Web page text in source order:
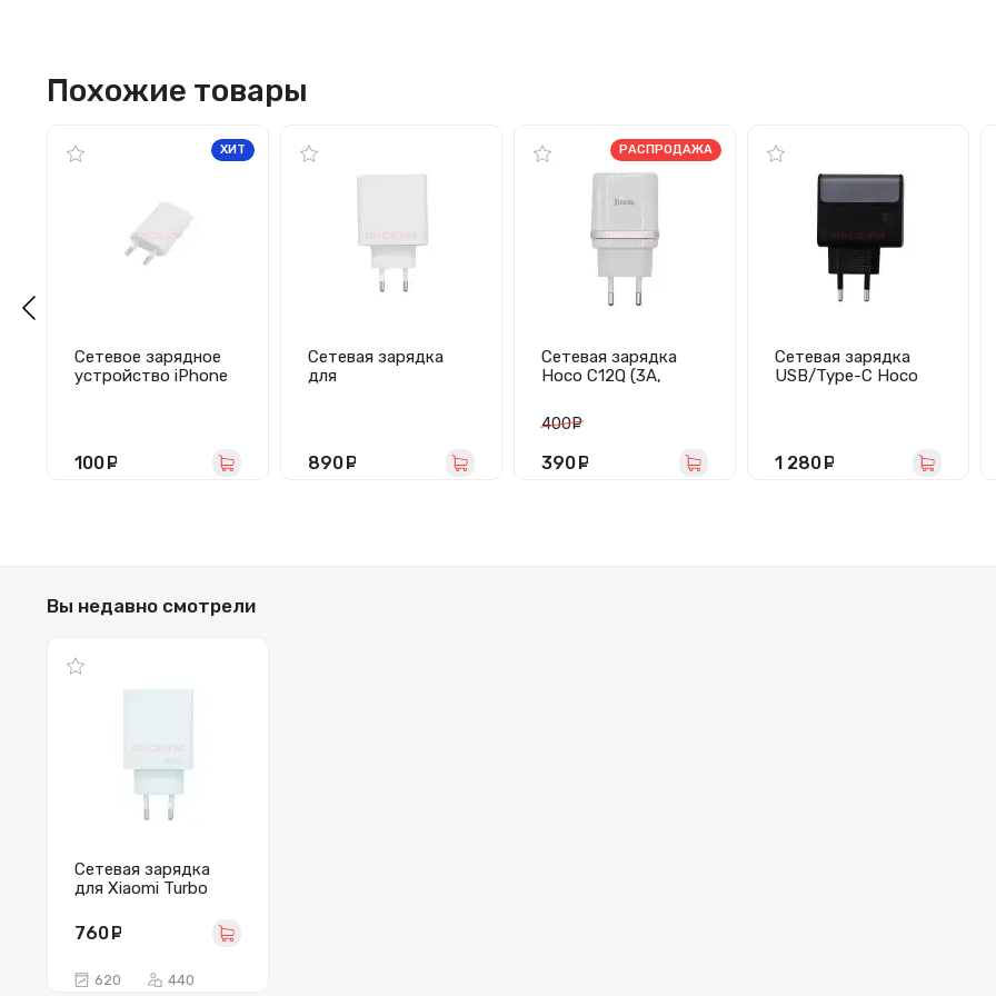
Похожие товары
Сетевое зарядное
устройство iPhone
ХИТ
100
Сетевая зарядка
для
кабель Type-C)
белая
890
Сетевая зарядка
Hoco C12Q (3A,
РАСПРОДАЖА
400
390
Сетевая зарядка
USB/Type-C Hoco
C-Type-C) черная
1 280 руб.
Вы недавно смотрели
Сетевая зарядка
для Xiaomi Turbo
белая
760
620 440